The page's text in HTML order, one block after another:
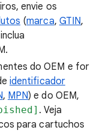
envie os
(marca, GTIN,
do OEM e for
identificador
, MPN) e do OEM,
. Veja
para cartuchos